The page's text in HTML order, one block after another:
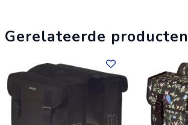
Gerelateerde producten